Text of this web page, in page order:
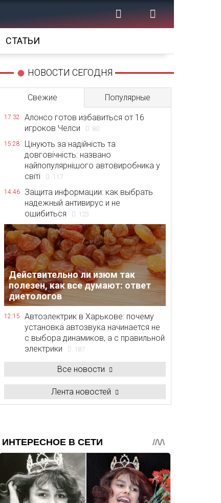
СТАТЬИ
НОВОСТИ СЕГОДНЯ
Свежие Популярные
17:32
Алонсо готов избавиться от 16
игроков Челси
80
15:28
Цінують за надійність та
довговічність: названо
найпопулярнішого автовиробника у
світі
117
14:46
Защита информации: как выбрать
надежный антивирус и не
ошибиться
123
Действительно ли изюм так
полезен, как все думают: ответ
диетологов
12:15
Автоэлектрик в Харькове: почему
установка автозвука начинается не
с выбора динамиков, а с правильной
электрики
187
Все новости
Лента новостей